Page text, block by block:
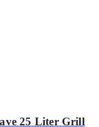
25 Liter Grill